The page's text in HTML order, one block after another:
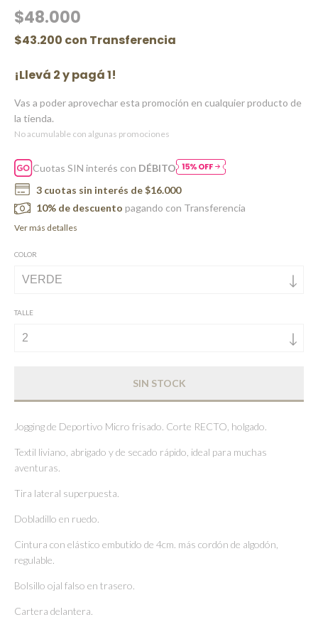
$48.000
$43.200 con Transferencia
¡Llevá 2 y pagá 1!
Vas a poder aprovechar esta promoción en cualquier producto de
la tienda.
No acumulable con algunas promociones
Cuotas SIN interés con DÉBITO
3 cuotas sin interés de$16.000
10% de descuento pagando con Transferencia
Ver más detalles
COLOR
TALLE
Jogging de Deportivo Micro frisado. Corte RECTO, holgado.
Textil liviano, abrigado y de secado rápido, ideal para muchas
aventuras.
Tira lateral superpuesta.
Dobladillo en ruedo.
Cintura con elástico embutido de 4cm. más cordón de algodón,
regulable.
Bolsillo ojal falso en trasero.
Cartera delantera.